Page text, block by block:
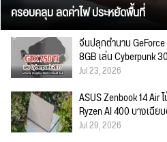
ครอบคลุม ลดค่าไฟ ประหยัดพื้นที่
จีนปลุกตำนาน
8GB เล่น Cyberpunk
Jul 23, 2026
ASUS Zenbook 14 Air
Ryzen AI 400 บางเฉีย
Jul 29, 2026